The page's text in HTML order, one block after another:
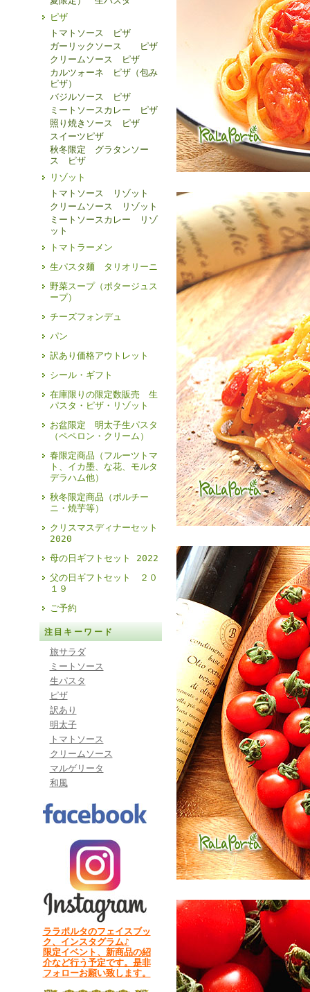
ピザ
トマトソース ピザ
ガーリックソース ピザ
クリームソース ピザ
カルツォーネ ピザ（包み
ピザ）
バジルソース ピザ
ミートソースカレー ピザ
照り焼きソース ピザ
スイーツピザ
秋冬限定 グラタンソー
ス ピザ
リゾット
トマトソース リゾット
クリームソース リゾット
ミートソースカレー リゾ
ット
トマトラーメン
生パスタ麺 タリオリーニ
野菜スープ（ポタージュス
ープ）
チーズフォンデュ
パン
訳あり価格アウトレット
シール・ギフト
在庫限りの限定数販売 生
パスタ・ピザ・リゾット
お盆限定 明太子生パスタ
（ペペロン・クリーム）
春限定商品（フルーツトマ
ト、イカ墨、な花、モルタ
デラハム他）
秋冬限定商品（ポルチー
ニ・焼芋等）
クリスマスディナーセット
2020
母の日ギフトセット 2022
父の日ギフトセット ２０
１９
ご予約
注目キーワード
旅サラダ
ミートソース
生パスタ
ピザ
訳あり
明太子
トマトソース
クリームソース
マルゲリータ
和風
ララポルタのフェイスブッ
ク、インスタグラム♪
限定イベント、新商品の紹
介など行う予定です。是非
フォローお願い致します。